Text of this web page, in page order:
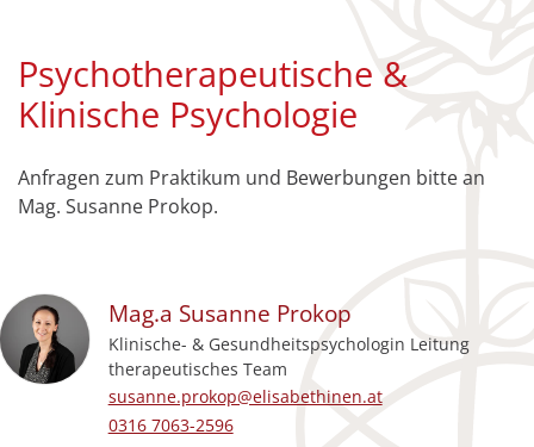
Psychotherapeutische &
Klinische Psychologie
Anfragen zum Praktikum und Bewerbungen bitte an
Mag. Susanne Prokop.
Mag.a Susanne Prokop
Klinische- & Gesundheitspsychologin Leitung
therapeutisches Team
E-Mail-Adresse:
susanne.prokop@elisabethinen.at
Festnetz beruflich:
0316 7063-2596